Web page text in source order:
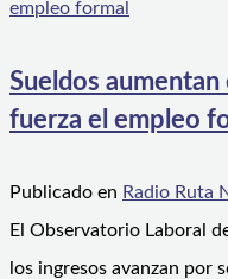
Sueldos
fuerza el empleo
Publicado en Radio Ruta
El Observatorio Laboral
los ingresos avanzan por